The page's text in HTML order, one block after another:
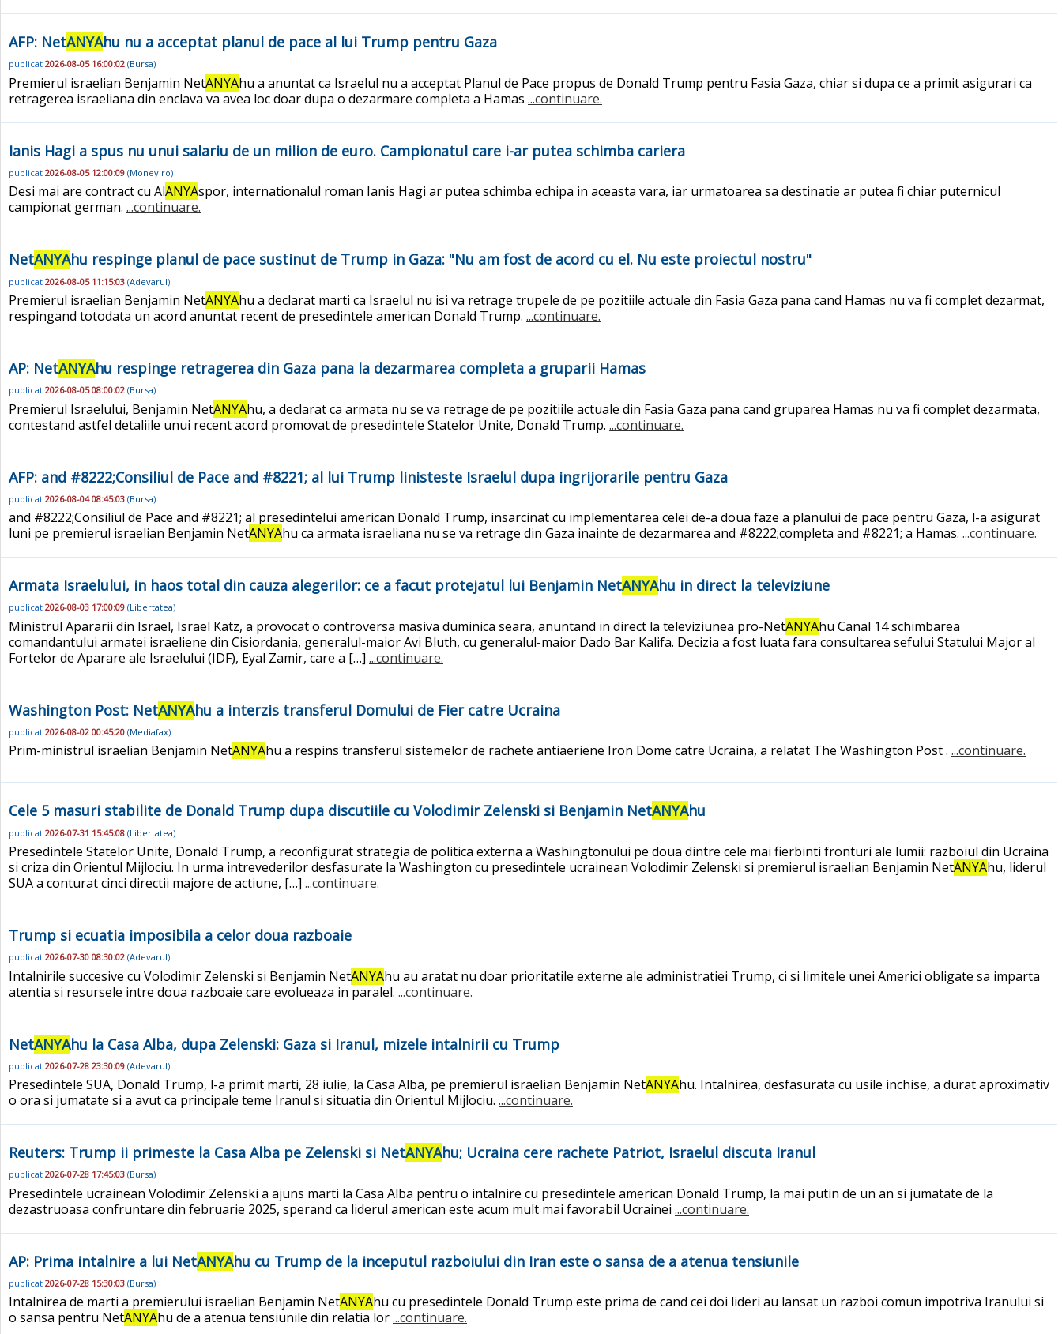
AFP: NetANYAhu nu a acceptat planul de pace al lui Trump pentru Gaza
publicat 2026-08-05 16:00:02 (Bursa)
Premierul israelian Benjamin NetANYAhu a anuntat ca Israelul nu a acceptat Planul de Pace propus de Donald Trump pentru Fasia Gaza, chiar si dupa ce a primit asigurari ca
retragerea israeliana din enclava va avea loc doar dupa o dezarmare completa a Hamas ...continuare.
Ianis Hagi a spus nu unui salariu de un milion de euro. Campionatul care i-ar putea schimba cariera
publicat 2026-08-05 12:00:09 (Money.ro)
Desi mai are contract cu AlANYAspor, internationalul roman Ianis Hagi ar putea schimba echipa in aceasta vara, iar urmatoarea sa destinatie ar putea fi chiar puternicul
campionat german. ...continuare.
NetANYAhu respinge planul de pace sustinut de Trump in Gaza: "Nu am fost de acord cu el. Nu este proiectul nostru"
publicat 2026-08-05 11:15:03 (Adevarul)
Premierul israelian Benjamin NetANYAhu a declarat marti ca Israelul nu isi va retrage trupele de pe pozitiile actuale din Fasia Gaza pana cand Hamas nu va fi complet dezarmat,
respingand totodata un acord anuntat recent de presedintele american Donald Trump. ...continuare.
AP: NetANYAhu respinge retragerea din Gaza pana la dezarmarea completa a gruparii Hamas
publicat 2026-08-05 08:00:02 (Bursa)
Premierul Israelului, Benjamin NetANYAhu, a declarat ca armata nu se va retrage de pe pozitiile actuale din Fasia Gaza pana cand gruparea Hamas nu va fi complet dezarmata,
contestand astfel detaliile unui recent acord promovat de presedintele Statelor Unite, Donald Trump. ...continuare.
AFP: and #8222;Consiliul de Pace and #8221; al lui Trump linisteste Israelul dupa ingrijorarile pentru Gaza
publicat 2026-08-04 08:45:03 (Bursa)
and #8222;Consiliul de Pace and #8221; al presedintelui american Donald Trump, insarcinat cu implementarea celei de-a doua faze a planului de pace pentru Gaza, l-a asigurat
luni pe premierul israelian Benjamin NetANYAhu ca armata israeliana nu se va retrage din Gaza inainte de dezarmarea and #8222;completa and #8221; a Hamas. ...continuare.
Armata Israelului, in haos total din cauza alegerilor: ce a facut protejatul lui Benjamin NetANYAhu in direct la televiziune
publicat 2026-08-03 17:00:09 (Libertatea)
Ministrul Apararii din Israel, Israel Katz, a provocat o controversa masiva duminica seara, anuntand in direct la televiziunea pro-NetANYAhu Canal 14 schimbarea
comandantului armatei israeliene din Cisiordania, generalul-maior Avi Bluth, cu generalul-maior Dado Bar Kalifa. Decizia a fost luata fara consultarea sefului Statului Major al
Fortelor de Aparare ale Israelului (IDF), Eyal Zamir, care a […] ...continuare.
Washington Post: NetANYAhu a interzis transferul Domului de Fier catre Ucraina
publicat 2026-08-02 00:45:20 (Mediafax)
Prim-ministrul israelian Benjamin NetANYAhu a respins transferul sistemelor de rachete antiaeriene Iron Dome catre Ucraina, a relatat The Washington Post . ...continuare.
Cele 5 masuri stabilite de Donald Trump dupa discutiile cu Volodimir Zelenski si Benjamin NetANYAhu
publicat 2026-07-31 15:45:08 (Libertatea)
Presedintele Statelor Unite, Donald Trump, a reconfigurat strategia de politica externa a Washingtonului pe doua dintre cele mai fierbinti fronturi ale lumii: razboiul din Ucraina
si criza din Orientul Mijlociu. In urma intrevederilor desfasurate la Washington cu presedintele ucrainean Volodimir Zelenski si premierul israelian Benjamin NetANYAhu, liderul
SUA a conturat cinci directii majore de actiune, […] ...continuare.
Trump si ecuatia imposibila a celor doua razboaie
publicat 2026-07-30 08:30:02 (Adevarul)
Intalnirile succesive cu Volodimir Zelenski si Benjamin NetANYAhu au aratat nu doar prioritatile externe ale administratiei Trump, ci si limitele unei Americi obligate sa imparta
atentia si resursele intre doua razboaie care evolueaza in paralel. ...continuare.
NetANYAhu la Casa Alba, dupa Zelenski: Gaza si Iranul, mizele intalnirii cu Trump
publicat 2026-07-28 23:30:09 (Adevarul)
Presedintele SUA, Donald Trump, l-a primit marti, 28 iulie, la Casa Alba, pe premierul israelian Benjamin NetANYAhu. Intalnirea, desfasurata cu usile inchise, a durat aproximativ
o ora si jumatate si a avut ca principale teme Iranul si situatia din Orientul Mijlociu. ...continuare.
Reuters: Trump ii primeste la Casa Alba pe Zelenski si NetANYAhu; Ucraina cere rachete Patriot, Israelul discuta Iranul
publicat 2026-07-28 17:45:03 (Bursa)
Presedintele ucrainean Volodimir Zelenski a ajuns marti la Casa Alba pentru o intalnire cu presedintele american Donald Trump, la mai putin de un an si jumatate de la
dezastruoasa confruntare din februarie 2025, sperand ca liderul american este acum mult mai favorabil Ucrainei ...continuare.
AP: Prima intalnire a lui NetANYAhu cu Trump de la inceputul razboiului din Iran este o sansa de a atenua tensiunile
publicat 2026-07-28 15:30:03 (Bursa)
Intalnirea de marti a premierului israelian Benjamin NetANYAhu cu presedintele Donald Trump este prima de cand cei doi lideri au lansat un razboi comun impotriva Iranului si
o sansa pentru NetANYAhu de a atenua tensiunile din relatia lor...continuare.